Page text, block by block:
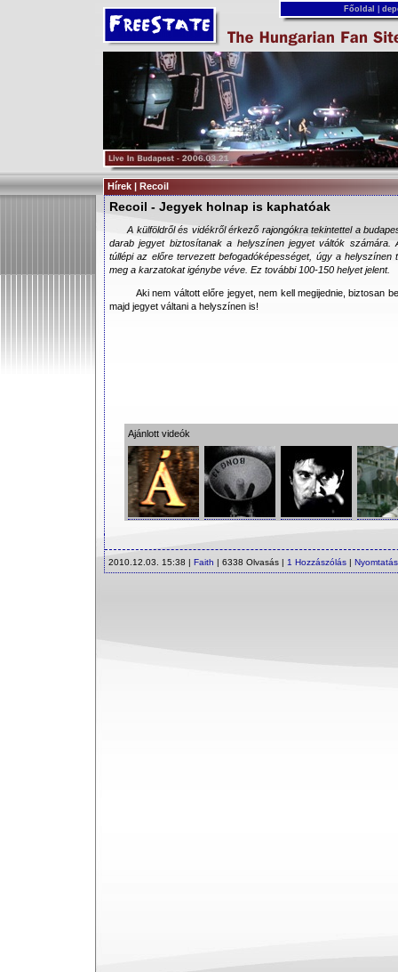
Főoldal
Hírek | Recoil
Recoil - Jegyek holnap is kaphatóak
A külföldről és vidékről érkező rajongókra tekintettel a
darab jegyet biztosítanak a helyszínen jegyet váltók számára.
túllépi az előre tervezett befogadóképességet, úgy a helyszínen
meg a karzatokat igénybe véve. Ez további 100-150 helyet jelent.
Aki nem váltott előre jegyet, nem kell megijednie, biztosan
majd jegyet váltani a helyszínen is!
Ajánlott videók
2010.12.03. 15:38 | Faith | 6338 Olvasás | 1 Hozzászólás | Nyomtatás